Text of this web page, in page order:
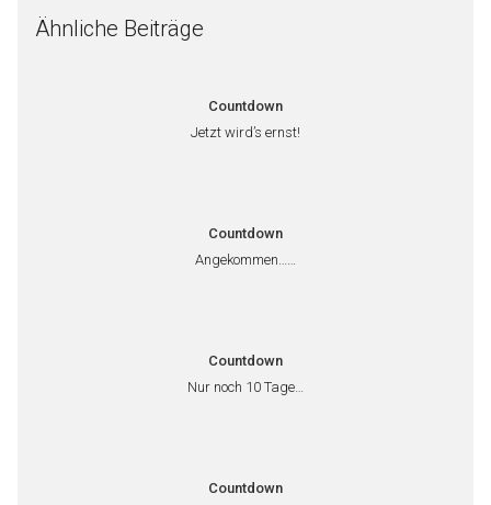
Ähnliche Beiträge
Countdown
Jetzt wird’s ernst!
Countdown
Angekommen……
Countdown
Nur noch 10 Tage…
Countdown